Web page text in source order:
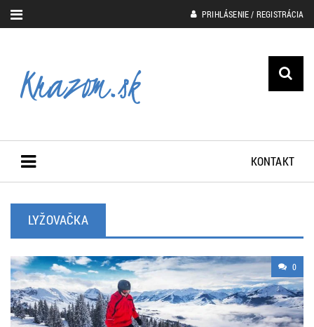
PRIHLÁSENIE / REGISTRÁCIA
KONTAKT
LYŽOVAČKA
0